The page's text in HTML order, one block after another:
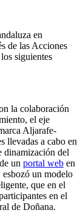
en
de las Acciones
siguientes
la colaboración
el eje
Aljarafe-
llevadas a cabo en
dinamización del
un portal web en
esbozó un modelo
que en el
en el
de Doñana.